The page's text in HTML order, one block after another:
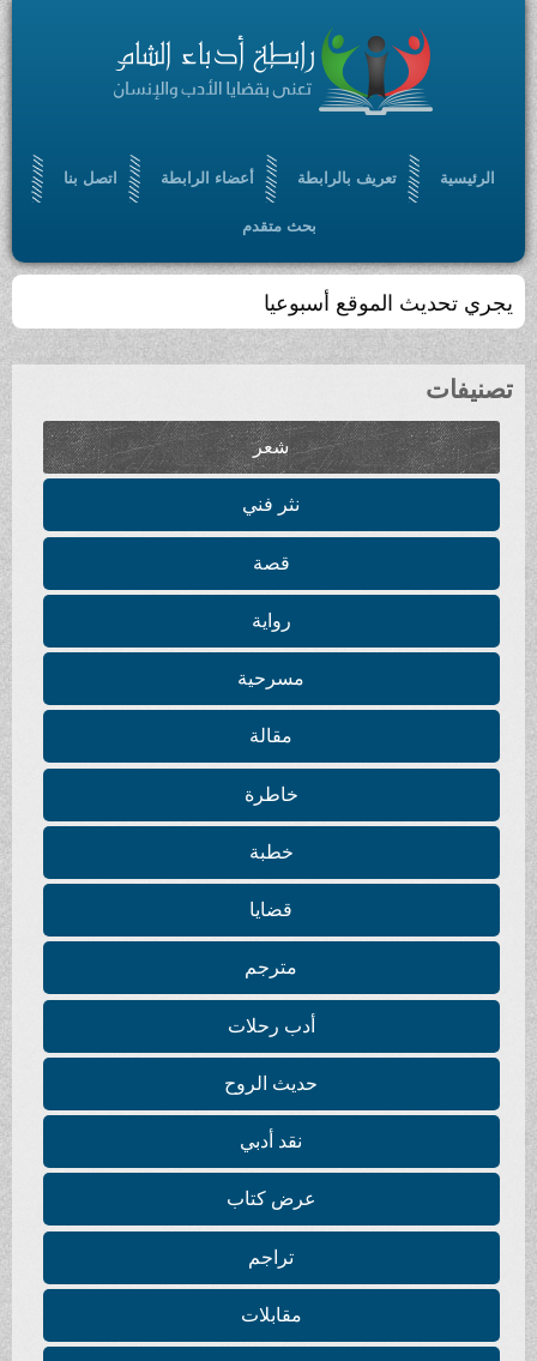
الرئيسية تعريف بالرابطة أعضاء الرابطة اتصل بنا
بحث متقدم
يجري تحديث الموقع أسبوعيا
تصنيفات
شعر
نثر فني
قصة
رواية
مسرحية
مقالة
خاطرة
خطبة
قضايا
مترجم
أدب رحلات
حديث الروح
نقد أدبي
عرض كتاب
تراجم
مقابلات